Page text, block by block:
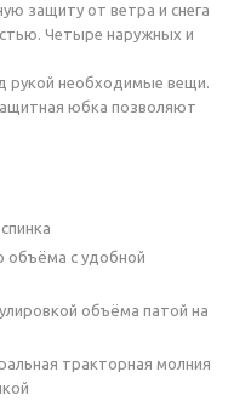
защиту от ветра и снега
Четыре наружных и
рукой необходимые вещи.
юбка позволяют
объёма с удобной
объёма патой на
тракторная молния